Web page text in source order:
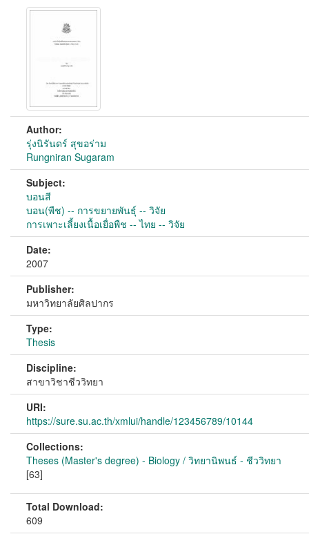
Author:
รุ่งนิรันดร์ สุขอร่าม
Rungniran Sugaram
Subject:
บอนสี
บอน(พืช) -- การขยายพันธุ์ -- วิจัย
การเพาะเลี้ยงเนื้อเยื่อพืช -- ไทย -- วิจัย
Date:
2007
Publisher:
มหาวิทยาลัยศิลปากร
Type:
Thesis
Discipline:
สาขาวิชาชีววิทยา
URI:
https://sure.su.ac.th/xmlui/handle/123456789/10144
Collections:
Theses (Master's degree) - Biology / วิทยานิพนธ์ - ชีววิทยา
[63]
Total Download:
609